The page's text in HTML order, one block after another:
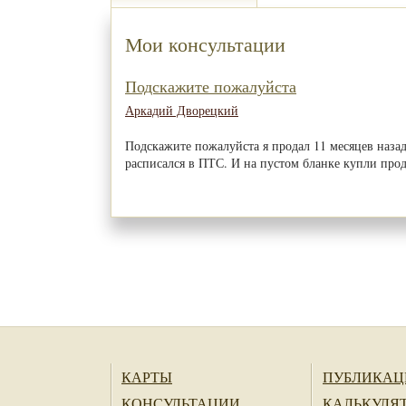
Мои консультации
Подскажите пожалуйста
Аркадий Дворецкий
Подскажите пожалуйста я продал 11 месяцев
расписался в ПТС. И на пустом бланке купли
КАРТЫ